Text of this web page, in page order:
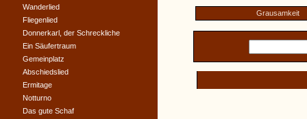
Grausamkeit
Wanderlied
Fliegenlied
Donnerkarl, der Schreckliche
Ein Säufertraum
Gemeinplatz
Abschiedslied
Ermitage
Notturno
Das gute Schaf